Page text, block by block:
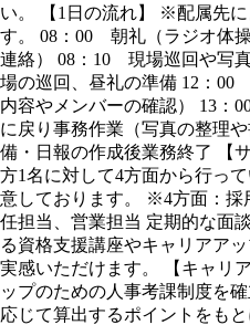
い。 【1日の流れ】 ※配属先
す。 08：00 朝礼（ラジオ体
連絡） 08：10 現場巡回や写
場の巡回、昼礼の準備 12：
内容やメンバーの確認） 13
に戻り事務作業（写真の整理
備・日報の作成後業務終了 【
方1名に対して4方面から行っ
意しております。 ※4方面：採
任担当、営業担当 定期的な面
る資格支援講座やキャリアア
実感いただけます。 【キャリ
ップのための人事考課制度を
応じて算出するポイントをも